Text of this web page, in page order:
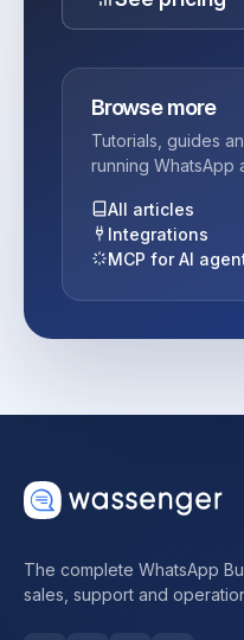
Browse more
Tutorials, guides
running WhatsApp
All articles
Integrations
MCP for AI
The complete WhatsApp
sales, support and